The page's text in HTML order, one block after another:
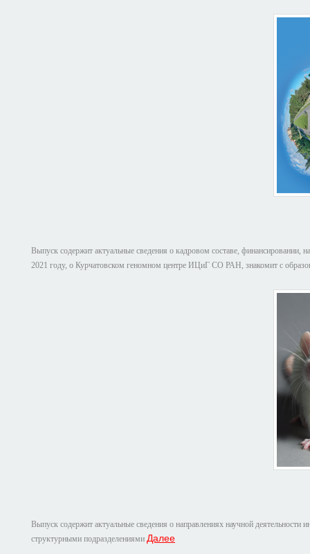
Выпуск содержит актуальные сведения о кадровом составе, финансировании,
2021 году, о Курчатовском геномном центре ИЦиГ СО РАН, знакомит с
Выпуск содержит актуальные сведения о направлениях научной
структурными подразделениями Далее